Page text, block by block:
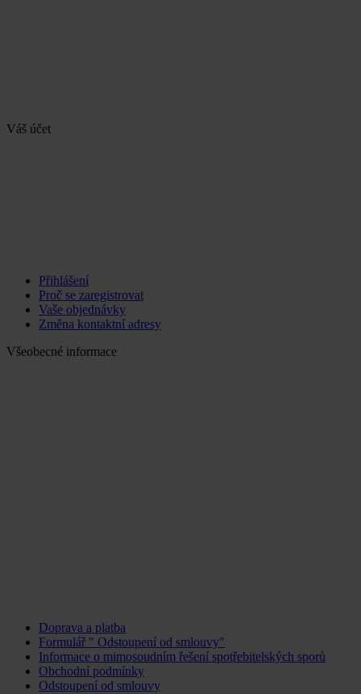
Váš účet
Přihlášení
Proč se zaregistrovat
Vaše objednávky
Změna kontaktní adresy
Všeobecné informace
Doprava a platba
Formulář " Odstoupení od smlouvy"
Informace o mimosoudním řešení spotřebitelských sporů
Obchodní podmínky
Odstoupení od smlouvy